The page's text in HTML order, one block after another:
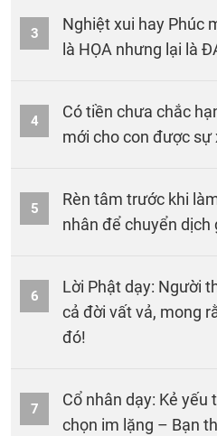
3
Nghiệt xui hay Phúc
là HỌA nhưng lại là
4
Có tiền chưa chắc
mới cho con được sự
5
Rèn tâm trước khi
nhân để chuyển dịch
6
Lời Phật dạy: Người
cả đời vất vả, mong
đó!
7
Cổ nhân dạy: Kẻ yếu
chọn im lặng – Bạn